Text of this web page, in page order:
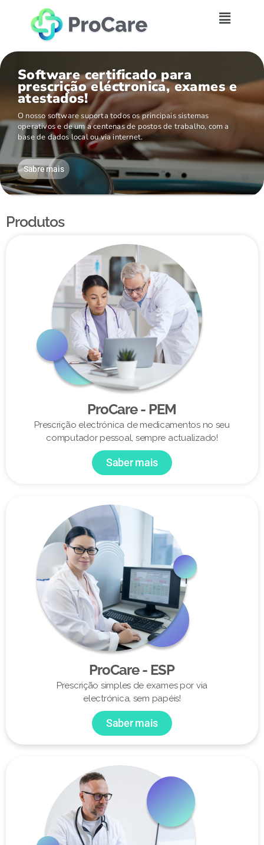
Software certificado para
prescrição eléctronica, exames e
atestados!
O nosso software suporta todos os principais sistemas
operativos e de um a centenas de postos de trabalho, com a
base de dados local ou via internet.
Sabre mais
Produtos
ProCare - PEM
Prescrição electrónica de medicamentos no seu
computador pessoal, sempre actualizado!
Saber mais
ProCare - ESP
Prescrição simples de exames por via
electrónica, sem papéis!
Saber mais